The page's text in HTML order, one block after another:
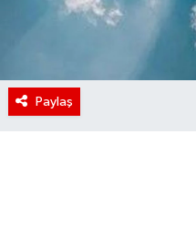
Paylaş